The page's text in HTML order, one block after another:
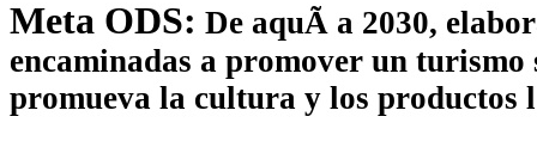
Meta ODS: De aquÃ­ a 2030,
encaminadas a promover un turismo
promueva la cultura y los productos